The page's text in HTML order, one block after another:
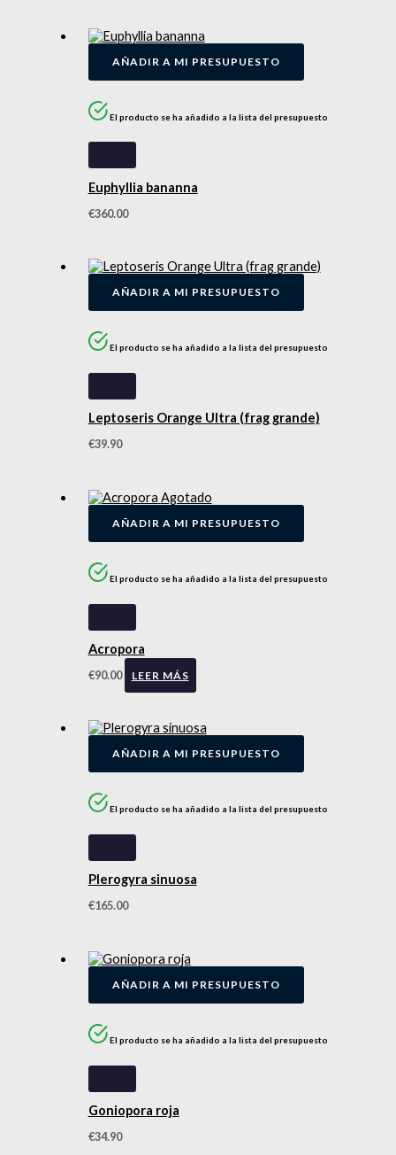
AÑADIR A MI PRESUPUESTO
El producto se ha añadido a la lista del presupuesto
Euphyllia bananna
€360.00
AÑADIR A MI PRESUPUESTO
El producto se ha añadido a la lista del presupuesto
Leptoseris Orange Ultra (frag grande)
€39.90
Agotado
AÑADIR A MI PRESUPUESTO
El producto se ha añadido a la lista del presupuesto
Acropora
€90.00 LEER MÁS
AÑADIR A MI PRESUPUESTO
El producto se ha añadido a la lista del presupuesto
Plerogyra sinuosa
€165.00
AÑADIR A MI PRESUPUESTO
El producto se ha añadido a la lista del presupuesto
Goniopora roja
€34.90